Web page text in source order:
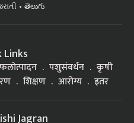
తెలుగు
Links
फलोत्पादन पशुसंवर्धन
कृषी
शिक्षण आरोग्य इतर
Jagran